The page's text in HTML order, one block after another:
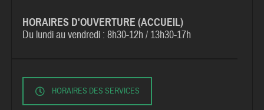
HORAIRES D'OUVERTURE (ACCUEIL)
Du lundi au vendredi :8h30-12h / 13h30-17h
HORAIRES DES SERVICES